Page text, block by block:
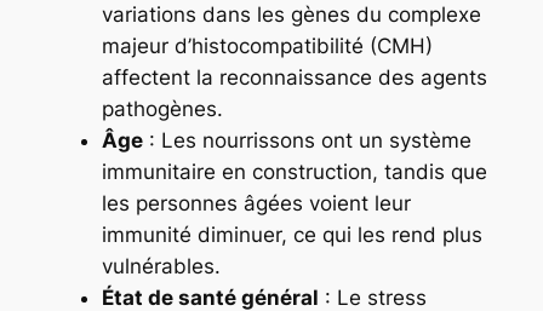
variations dans les gènes du complexe
majeur d’histocompatibilité (CMH)
affectent la reconnaissance des agents
pathogènes.
Âge: Les nourrissons ont un système
immunitaire en construction, tandis que
les personnes âgées voient leur
immunité diminuer, ce qui les rend plus
vulnérables.
État de santé général : Le stress